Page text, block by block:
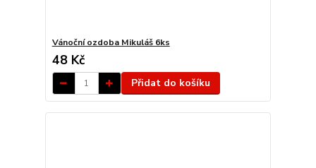
Vánoční ozdoba Mikuláš 6ks
48 Kč
Přidat do košíku